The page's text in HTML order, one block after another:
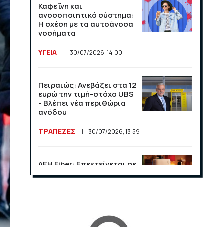
Καφεΐνη και
ανοσοποιητικό σύστημα:
Η σχέση με τα αυτοάνοσα
νοσήματα
ΥΓΕΙΑ 30/07/2026, 14:00
Πειραιώς: Ανεβάζει στα 12
ευρώ την τιμή-στόχο UBS
- Βλέπει νέα περιθώρια
ανόδου
ΤΡΑΠΕΖΕΣ 30/07/2026, 13:59
ΔΕΗ Fiber: Επεκτείνεται σε
15 νέες περιοχές σε Αττική